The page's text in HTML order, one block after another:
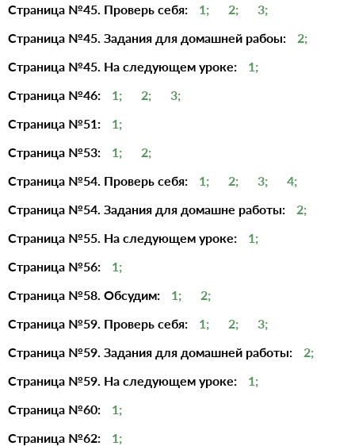
Страница №45. Проверь себя: 1; 2;
3;
Страница №45. Задания для домашней рабоы:
2;
Страница №45. На следующем уроке:
1;
Страница №46:
1; 2;
3;
Страница №51:
1;
Страница №53:
1;
2;
Страница №54. Проверь себя:
1; 2; 3;
4;
Страница №54. Задания для домашне работы:
2;
Страница №55. На следующем уроке:
1;
Страница №56:
1;
Страница №58. Обсудим:
1;
2;
Страница №59. Проверь себя:
1; 2;
3;
Страница №59. Задания для домашней работы:
2;
Страница №59. На следующем уроке:
1;
Страница №60:
1;
Страница №62:
1;